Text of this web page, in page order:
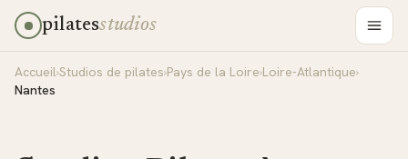
pilatesstudios
Accueil›Studios de pilates›Pays de la Loire›Loire-Atlantique›
Nantes